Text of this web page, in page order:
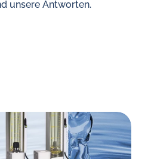
unsere Antworten.